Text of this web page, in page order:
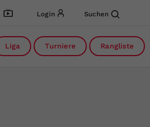
Login Suchen
Liga Turniere Rangliste